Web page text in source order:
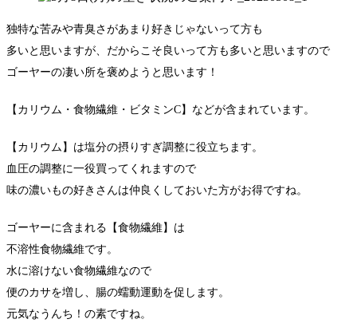
独特な苦みや青臭さがあまり好きじゃないって方も
多いと思いますが、だからこそ良いって方も多いと思いますので
ゴーヤーの凄い所を褒めようと思います！
【カリウム・食物繊維・ビタミンC】などが含まれています。
【カリウム】は塩分の摂りすぎ調整に役立ちます。
血圧の調整に一役買ってくれますので
味の濃いもの好きさんは仲良くしておいた方がお得ですね。
ゴーヤーに含まれる【食物繊維】は
不溶性食物繊維です。
水に溶けない食物繊維なので
便のカサを増し、腸の蠕動運動を促します。
元気なうんち！の素ですね。